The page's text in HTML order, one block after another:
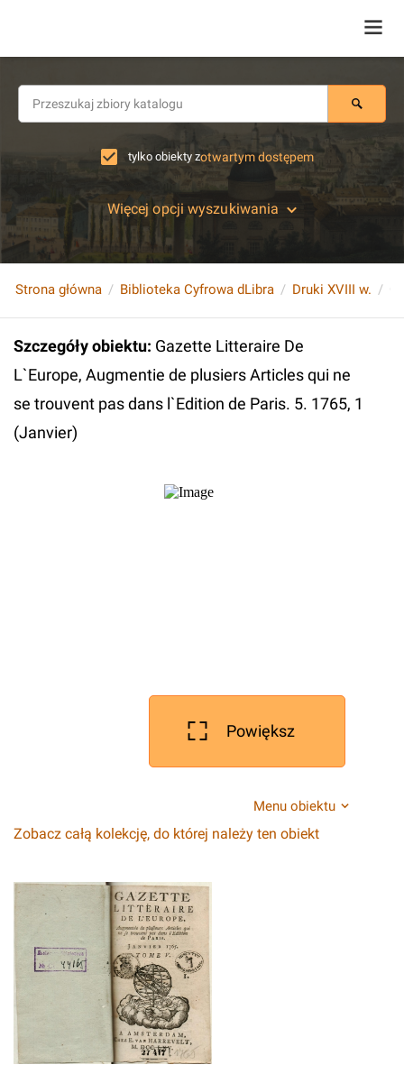
tylko obiekty zotwartym dostępem
Więcej opcji wyszukiwania
Strona główna Biblioteka Cyfrowa dLibra Druki XVIII w.
Szczegóły obiektu: Gazette Litteraire De
L`Europe, Augmentie de plusiers Articles qui ne
se trouvent pas dans l`Edition de Paris. 5. 1765, 1
(Janvier)
Powiększ
Menu obiektu
Zobacz całą kolekcję, do której należy ten obiekt